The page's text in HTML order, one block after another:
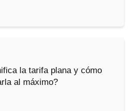
la tarifa plana y cómo
al máximo?